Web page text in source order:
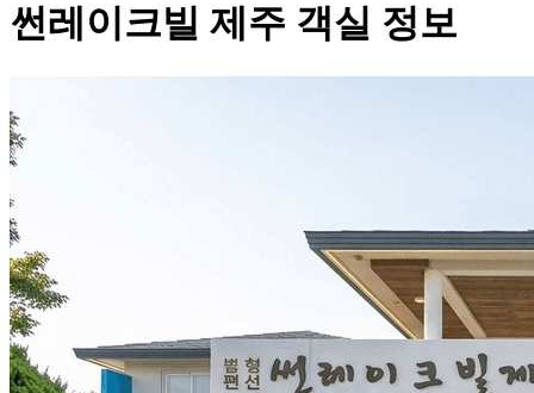
썬레이크빌 제주 객실 정보